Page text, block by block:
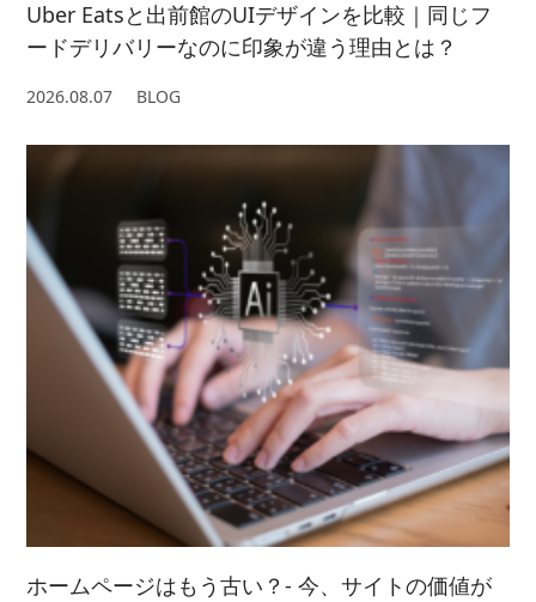
Uber Eatsと出前館のUIデザインを比較｜同じフ
ードデリバリーなのに印象が違う理由とは？
2026.08.07 BLOG
ホームページはもう古い？- 今、サイトの価値が